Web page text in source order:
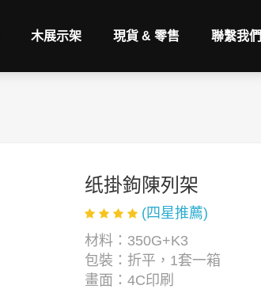
木展示架 現貨 & 零售 聯繫我們
纸掛鉤陳列架
(四星推薦)
材料：350G+K3
包裝：折平，1套一箱
畫面：4C印刷